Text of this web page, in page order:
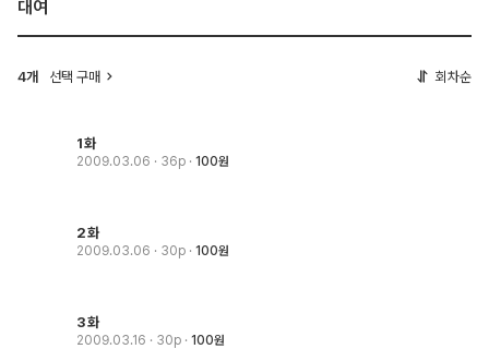
대여
4개 선택 구매 회차순
1화
2009.03.06 · 36p 100원
2화
2009.03.06 · 30p 100원
3화
2009.03.16 · 30p 100원